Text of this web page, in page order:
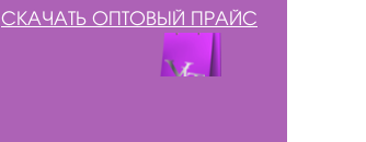
СКАЧАТЬ ОПТОВЫЙ ПРАЙС